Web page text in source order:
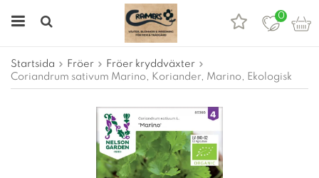
0
Startsida Fröer
Fröer kryddväxter
Coriandrum sativum Marino, Koriander, Marino, Ekologisk